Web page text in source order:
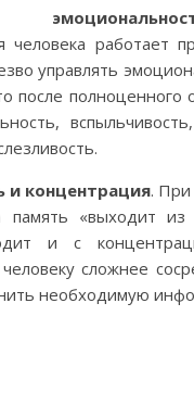
человека работает
управлять
после полноценного
и концентрация. При
память «выходит
и с
сложнее
необходимую